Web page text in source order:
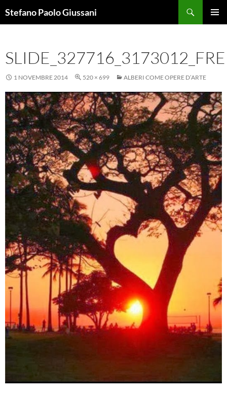
alStefano Paolo Giussani
1 NOVEMBRE 2014 520 × 699 ALBERI COME OPERE D’ARTE